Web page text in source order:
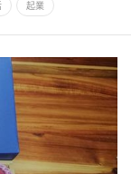
起業